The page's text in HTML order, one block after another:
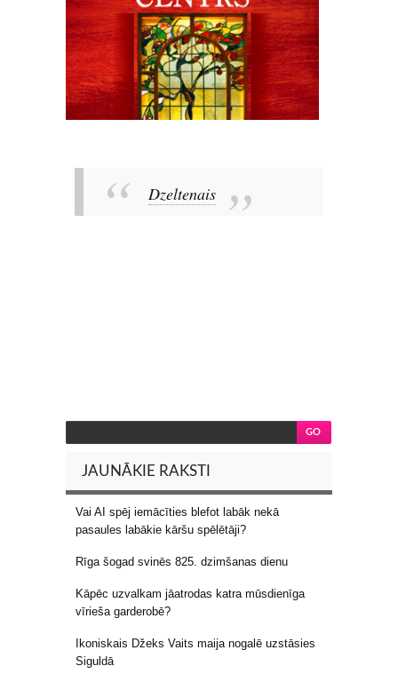
Dzeltenais
JAUNĀKIE RAKSTI
Vai AI spēj iemācīties blefot labāk nekā
pasaules labākie kāršu spēlētāji?
Rīga šogad svinēs 825. dzimšanas dienu
Kāpēc uzvalkam jāatrodas katra mūsdienīga
vīrieša garderobē?
Ikoniskais Džeks Vaits maija nogalē uzstāsies
Siguldā